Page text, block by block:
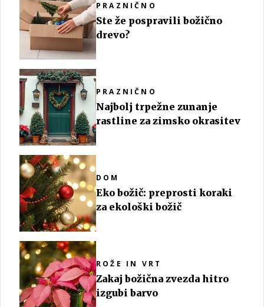
PRAZNIČNO
Ste že pospravili božično
drevo?
PRAZNIČNO
Najbolj trpežne zunanje
rastline za zimsko okrasitev
DOM
Eko božič: preprosti koraki
za ekološki božič
ROŽE IN VRT
Zakaj božična zvezda hitro
izgubi barvo